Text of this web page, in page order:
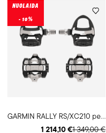
G
ARMIN RALLY RS/XC210 pedalai su galios matuokliu
1 349,00 €
1 214,10 €
NUOLAIDA
- 10%